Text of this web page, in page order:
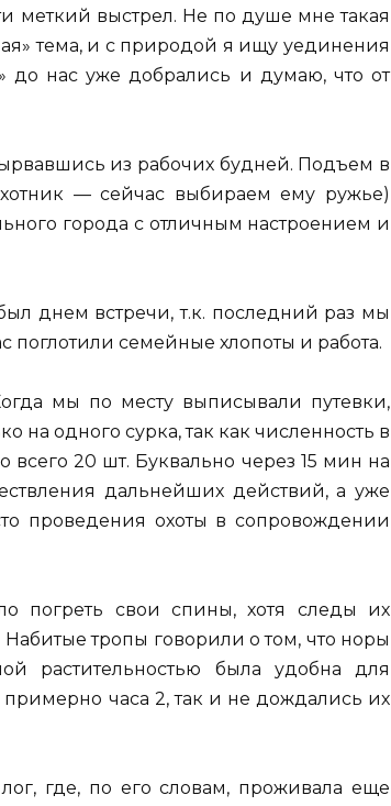
меткий выстрел. Не по душе мне такая
тема, и с природой я ищу уединения
до нас уже добрались и думаю, что от
из рабочих будней. Подъем в
— сейчас выбираем ему ружье)
города с отличным настроением и
днем встречи, т.к. последний раз мы
поглотили семейные хлопоты и работа.
мы по месту выписывали путевки,
на одного сурка, так как численность в
20 шт. Буквально через 15 мин на
дальнейших действий, а уже
проведения охоты в сопровождении
погреть свои спины, хотя следы их
тропы говорили о том, что норы
растительностью была удобна для
часа 2, так и не дождались их
где, по его словам, проживала еще